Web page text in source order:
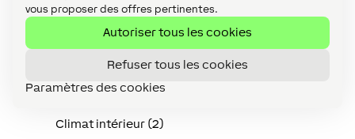
vous proposer des offres pertinentes.
Autoriser tous les cookies
Refuser tous les cookies
Paramètres des cookies
API (3)
Audio (13)
Câblage (13)
Cas pratiques (32)
Climat intérieur (2)